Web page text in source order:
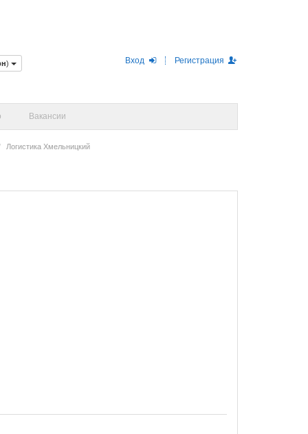
Вход Регистрация
)
Вакансии
Логистика Хмельницкий